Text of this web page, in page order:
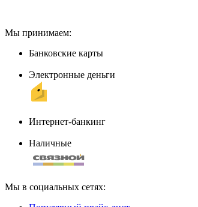
Мы принимаем:
Банковские карты
Электронные деньги
Интернет-банкинг
Наличные
Мы в социальных сетях: